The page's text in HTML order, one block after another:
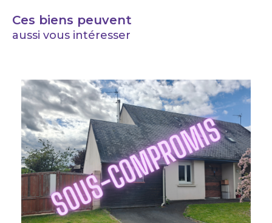
Ces biens peuvent
aussi vous intéresser